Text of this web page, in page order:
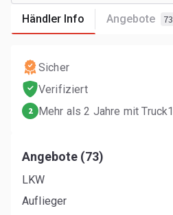
Händler Info Angebote 73
Sicher
Verifiziert
2 Mehr als 2 Jahre mit Truck1
Angebote (73)
LKW
Auflieger